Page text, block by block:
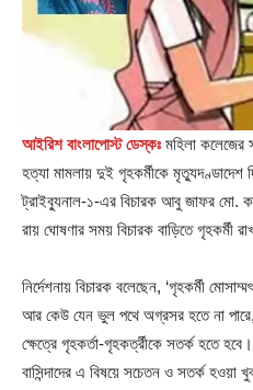
আইরিশ বাংলাপোস্ট ডেস্কঃ মহিলা কলেজের
হত্যা মামলায় দুই গৃহকর্মীকে মৃত্যুদণ্ডাদেশ
ট্রাইব্যুনাল-১-এর বিচারক আবু জাফর মো.
রায় ঘোষণার সময় বিচারক বাড়িতে গৃহকর্মী
নির্দেশনায় বিচারক বলেছেন, ‘গৃহকর্মী
আর কেউ যেন ভুল পথে অগ্রসর হতে না পারে,
ক্ষেত্রে গৃহকর্তা-গৃহকর্ত্রীকে সতর্ক হতে
বাসিন্দাদের এ বিষয়ে সচেতন ও সতর্ক হওয়া